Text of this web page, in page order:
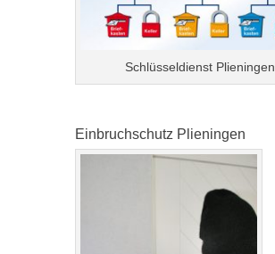
Schlüsseldienst Plieningen
Einbruchschutz Plieningen